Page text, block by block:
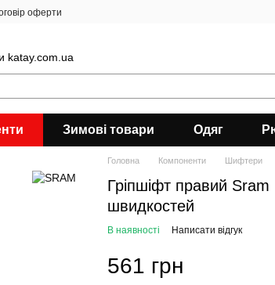
оферти
katay.com.ua
Зимові товари Одяг
Головна Компоненти Шифтери
Гріпшіфт правий
швидкостей
В наявності Написати відгук
561 грн